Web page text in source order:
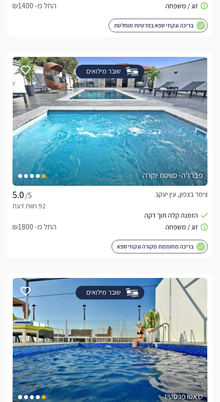
החל מ- ₪1400
בריכה וגקוזי ספא בפרטיות מוחלטת
שובר מילואים
פברז’ה- סוויטת יוקרה
/5
צימר בצפון, עין יעקב
החל מ- ₪1800
בריכה מחוממת מקורה וגקוזי ספא
שובר מילואים
שאטו פרסטיז